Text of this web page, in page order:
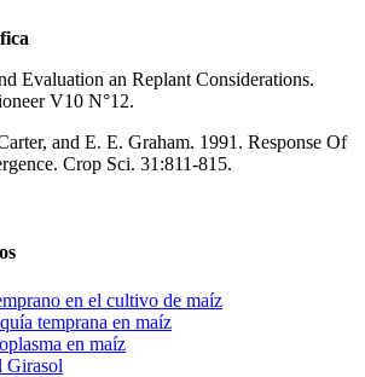
Evaluation an Replant Considerations.
V10 N°12.
and E. E. Graham. 1991. Response Of
Crop Sci. 31:811-815.
en el cultivo de maíz
temprana en maíz
en maíz
Girasol